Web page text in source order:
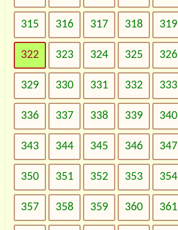
315 316 317 318 319
322 323 324 325 326
329 330 331 332 333
336 337 338 339 340
343 344 345 346 347
350 351 352 353 354
357 358 359 360 361